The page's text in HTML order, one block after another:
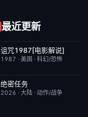
最近更新
已完结
诅咒1987[电影解说]
1987 · 美国 · 科幻/恐怖
今日更新
绝密任务
2026 · 大陆 · 动作/战争